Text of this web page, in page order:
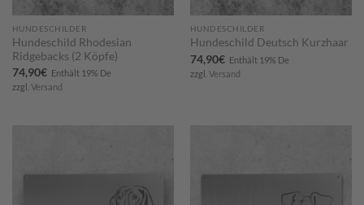
HUNDESCHILDER
Hundeschild Rhodesian
Ridgebacks (2 Köpfe)
74,90€ Enthält 19% De
zzgl. Versand
HUNDESCHILDER
Hundeschild Deutsch Kurzhaar
74,90€ Enthält 19% De
zzgl. Versand
hinzufügen
Merkzettel